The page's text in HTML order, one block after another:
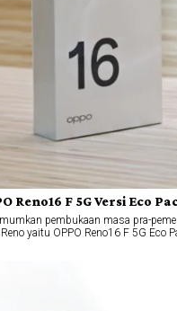
Reno16 F 5G Versi Eco
pembukaan masa pra-
yaitu OPPO Reno16 F 5G Eco